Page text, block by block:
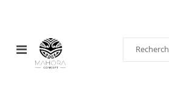
Affichage
navigation